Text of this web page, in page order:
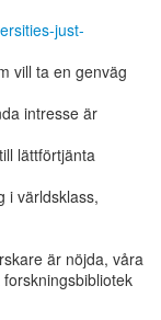
just-
vill ta en genväg
intresse är
lättförtjänta
i världsklass,
är nöjda, våra